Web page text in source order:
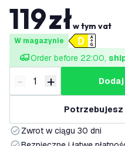
119złw tym vat
W magazynie
Order before 22:00,
Zmniejsz ilość
- Zwiększ ilość
+
Potrzebujesz
Zwrot w ciągu 30 dni